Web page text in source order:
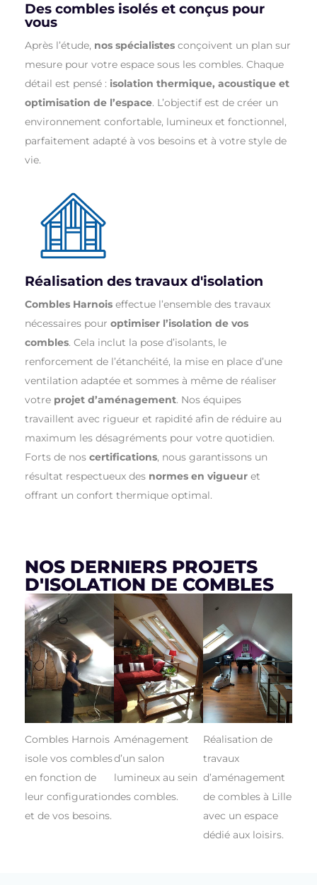
Des combles isolés et conçus pour
vous
Après l’étude, nos spécialistes conçoivent un plan sur
mesure pour votre espace sous les combles. Chaque
détail est pensé : isolation thermique, acoustique et
optimisation de l’espace. L’objectif est de créer un
environnement confortable, lumineux et fonctionnel,
parfaitement adapté à vos besoins et à votre style de
vie.
Réalisation des travaux d'isolation
Combles Harnois effectue l’ensemble des travaux
nécessaires pour optimiser l’isolation de vos
combles. Cela inclut la pose d’isolants, le
renforcement de l’étanchéité, la mise en place d’une
ventilation adaptée et sommes à même de réaliser
votre projet d’aménagement. Nos équipes
travaillent avec rigueur et rapidité afin de réduire au
maximum les désagréments pour votre quotidien.
Forts de nos certifications, nous garantissons un
résultat respectueux des normes en vigueur et
offrant un confort thermique optimal.
NOS DERNIERS PROJETS
D'ISOLATION DE COMBLES
Combles Harnois
isole vos combles
en fonction de
leur configuration
et de vos besoins.
Aménagement
d’un salon
lumineux au sein
des combles.
Réalisation de
travaux
d’aménagement
de combles à Lille
avec un espace
dédié aux loisirs.